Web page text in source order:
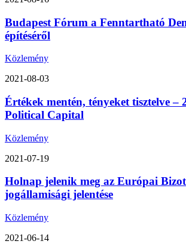
Budapest Fórum a Fenntartható
építéséről
Közlemény
2021-08-03
Értékek mentén, tényeket tisztelve –
Political Capital
Közlemény
2021-07-19
Holnap jelenik meg az Európai
jogállamisági jelentése
Közlemény
2021-06-14